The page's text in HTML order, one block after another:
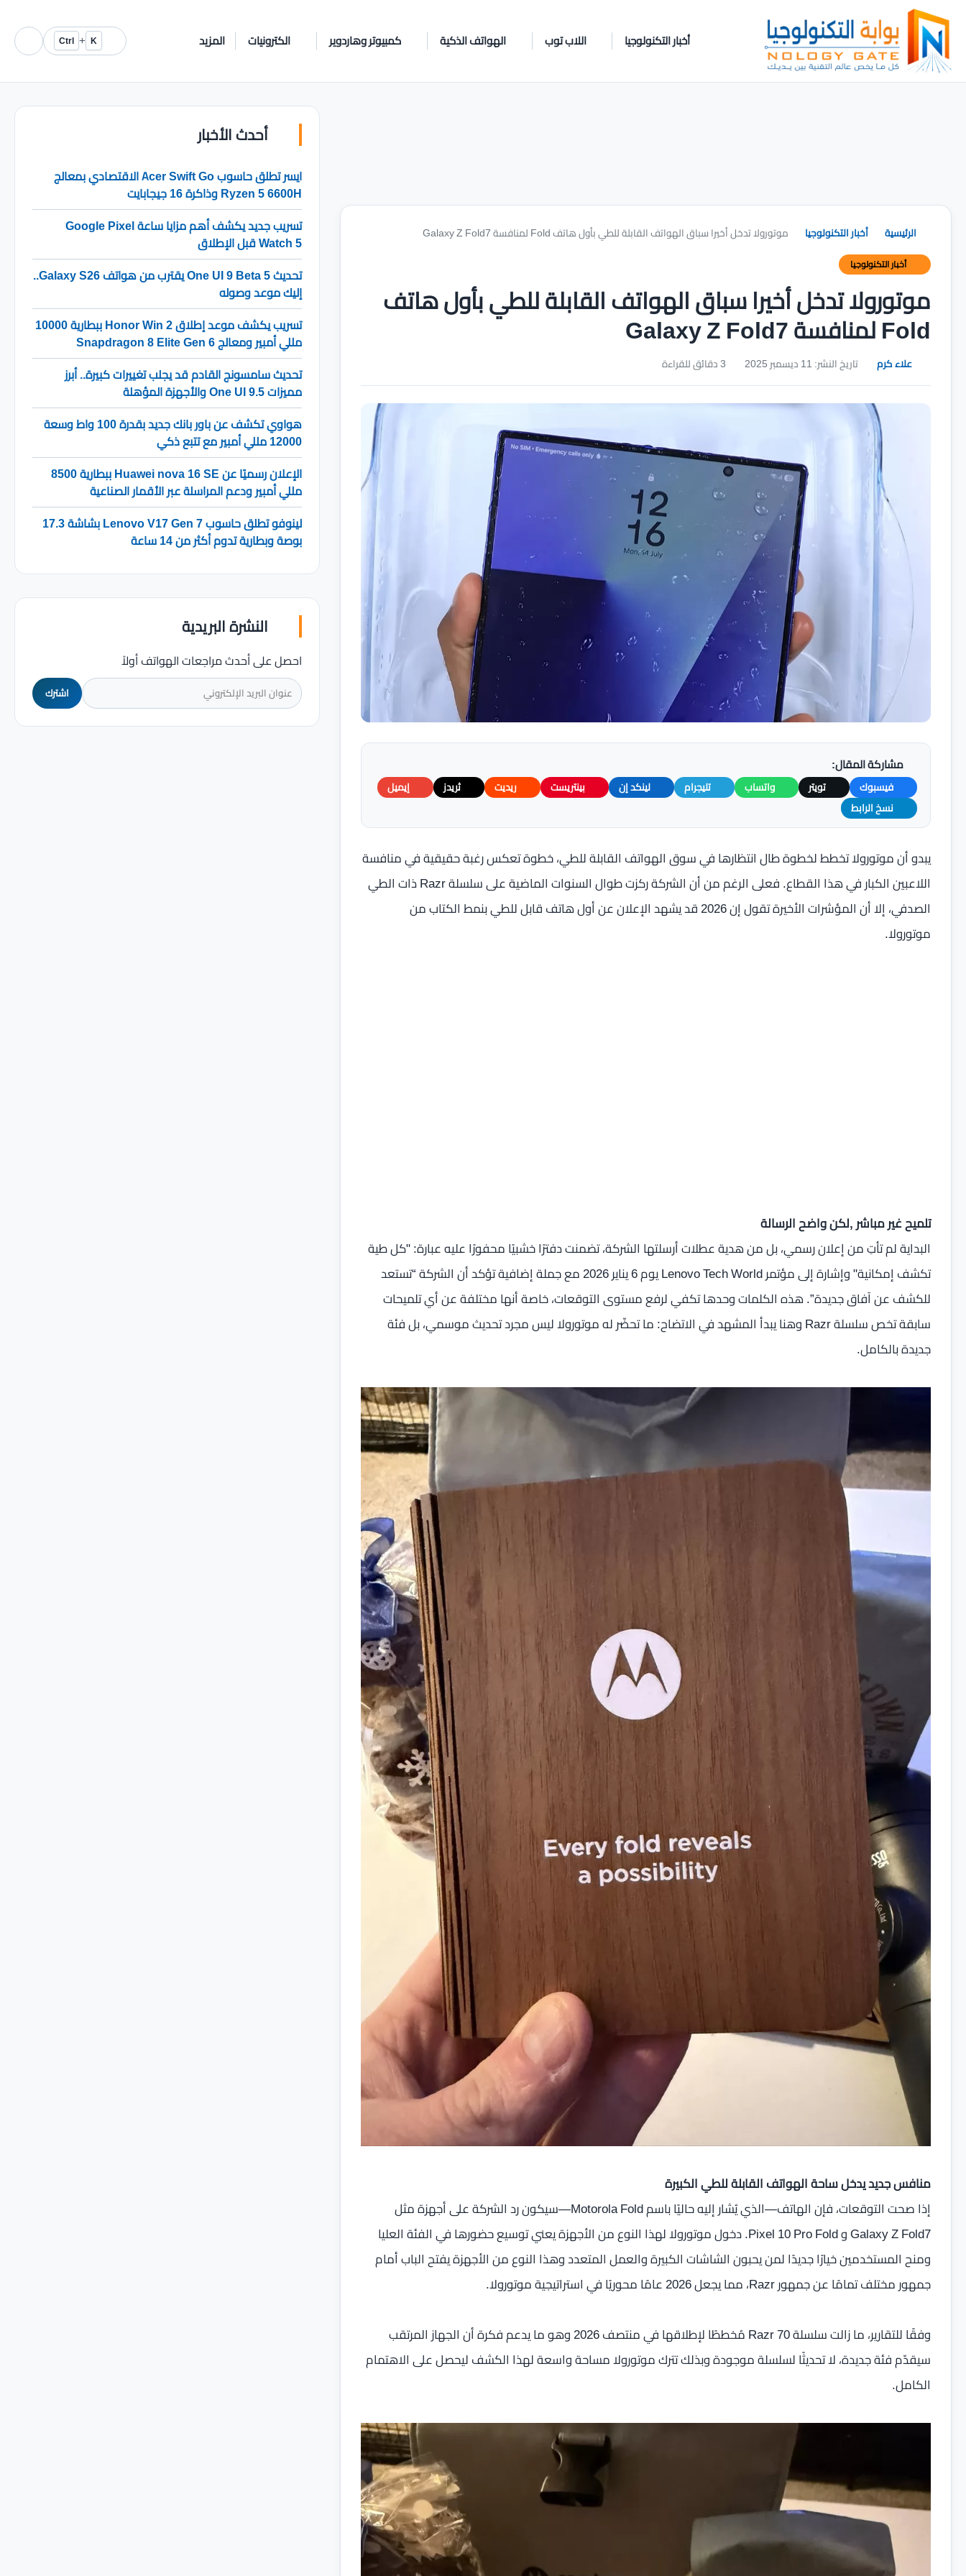
أخبار التكنولوجيا اللاب توب الهواتف الذكية كمبيوتر وهاردوير الكترونيات المزيد K
+
Ctrl
الرئيسية أخبار التكنولوجيا موتورولا تدخل أخيرا سباق الهواتف القابلة للطي بأول هاتف Fold لمنافسة Galaxy Z Fold7
أخبار التكنولوجيا
موتورولا تدخل أخيرا سباق الهواتف القابلة للطي بأول هاتف
Fold لمنافسة Galaxy Z Fold7
علاء كرم تاريخ النشر: 11 ديسمبر 2025
مشاركة المقال:
فيسبوك تويتر واتساب تليجرام لينكد إن بينتريست ريديت ثريدز
إيميل
نسخ الرابط
يبدو أن موتورولا تخطط لخطوة طال انتظارها في سوق الهواتف القابلة للطي، خطوة تعكس رغبة حقيقية في منافسة
اللاعبين الكبار في هذا القطاع. فعلى الرغم من أن الشركة ركزت طوال السنوات الماضية على سلسلة Razr ذات الطي
الصدفي، إلا أن المؤشرات الأخيرة تقول إن 2026 قد يشهد الإعلان عن أول هاتف قابل للطي بنمط الكتاب من
موتورولا.
تلميح غير مباشر ,لكن واضح الرسالة
البداية لم تأتِ من إعلان رسمي، بل من هدية عطلات أرسلتها الشركة، تضمنت دفترًا خشبيًا محفورًا عليه عبارة: "كل طية
تكشف إمكانية" وإشارة إلى مؤتمر Lenovo Tech World يوم 6 يناير 2026 مع جملة إضافية تؤكد أن الشركة “تستعد
للكشف عن آفاق جديدة”. هذه الكلمات وحدها تكفي لرفع مستوى التوقعات، خاصة أنها مختلفة عن أي تلميحات
سابقة تخص سلسلة Razr وهنا يبدأ المشهد في الاتضاح: ما تحضّر له موتورولا ليس مجرد تحديث موسمي، بل فئة
جديدة بالكامل.
منافس جديد يدخل ساحة الهواتف القابلة للطي الكبيرة
إذا صحت التوقعات، فإن الهاتف—الذي يُشار إليه حاليًا باسم Motorola Fold—سيكون رد الشركة على أجهزة مثل
Galaxy Z Fold7 و Pixel 10 Pro Fold. دخول موتورولا لهذا النوع من الأجهزة يعني توسيع حضورها في الفئة العليا
ومنح المستخدمين خيارًا جديدًا لمن يحبون الشاشات الكبيرة والعمل المتعدد وهذا النوع من الأجهزة يفتح الباب أمام
جمهور مختلف تمامًا عن جمهور Razr، مما يجعل 2026 عامًا محوريًا في استراتيجية موتورولا.
وفقًا للتقارير، ما زالت سلسلة Razr 70 مُخططًا لإطلاقها في منتصف 2026 وهو ما يدعم فكرة أن الجهاز المرتقب
سيقدّم فئة جديدة، لا تحديثًا لسلسلة موجودة وبذلك تترك موتورولا مساحة واسعة لهذا الكشف ليحصل على الاهتمام
الكامل.
أحدث الأخبار
ايسر تطلق حاسوب Acer Swift Go الاقتصادي بمعالج
Ryzen 5 6600H وذاكرة 16 جيجابايت
تسريب جديد يكشف أهم مزايا ساعة Google Pixel
Watch 5 قبل الإطلاق
تحديث One UI 9 Beta 5 يقترب من هواتف Galaxy S26..
إليك موعد وصوله
تسريب يكشف موعد إطلاق Honor Win 2 ببطارية 10000
مللي أمبير ومعالج Snapdragon 8 Elite Gen 6
تحديث سامسونج القادم قد يجلب تغييرات كبيرة.. أبرز
مميزات One UI 9.5 والأجهزة المؤهلة
هواوي تكشف عن باور بانك جديد بقدرة 100 واط وسعة
12000 مللي أمبير مع تتبع ذكي
الإعلان رسميًا عن Huawei nova 16 SE ببطارية 8500
مللي أمبير ودعم المراسلة عبر الأقمار الصناعية
لينوفو تطلق حاسوب Lenovo V17 Gen 7 بشاشة 17.3
بوصة وبطارية تدوم أكثر من 14 ساعة
النشرة البريدية
احصل على أحدث مراجعات الهواتف أولاً
اشترك